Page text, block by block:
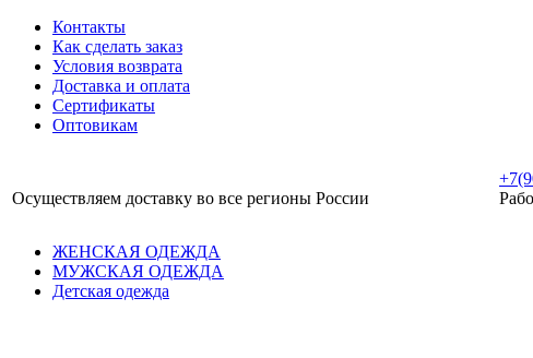
Контакты
Как сделать заказ
Условия возврата
Доставка и оплата
Сертификаты
Оптовикам
Осуществляем доставку во все регионы России
ЖЕНСКАЯ ОДЕЖДА
МУЖСКАЯ ОДЕЖДА
Детская одежда